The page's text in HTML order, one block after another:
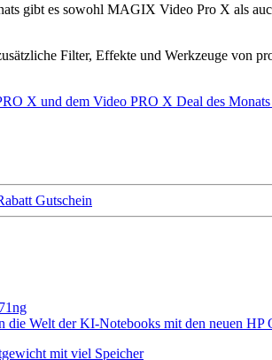
gibt es sowohl MAGIX Video Pro X als
Filter, Effekte und Werkzeuge von
X und dem Video PRO X Deal des
die Welt der KI-Notebooks mit den neuen